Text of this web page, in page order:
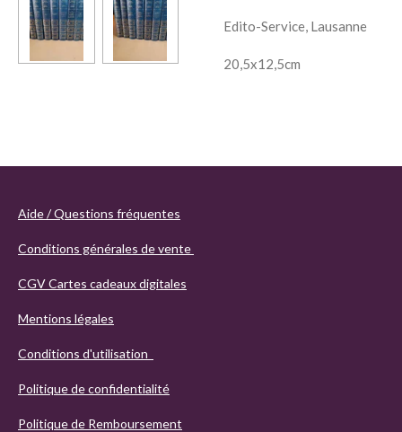
Edito-Service, Lausanne
20,5x12,5cm
Aide / Questions fréquentes
Conditions générales de vente
CGV Cartes cadeaux digitales
Mentions légales
Conditions d'utilisation
Politique de confidentialité
Politique de Remboursement